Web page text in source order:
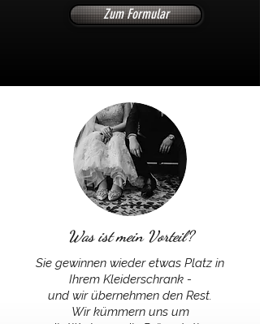
Zum Formular
Was ist mein Vorteil?
Sie gewinnen wieder etwas Platz in
Ihrem Kleiderschrank -
und wir übernehmen den Rest.
Wir kümmern uns um